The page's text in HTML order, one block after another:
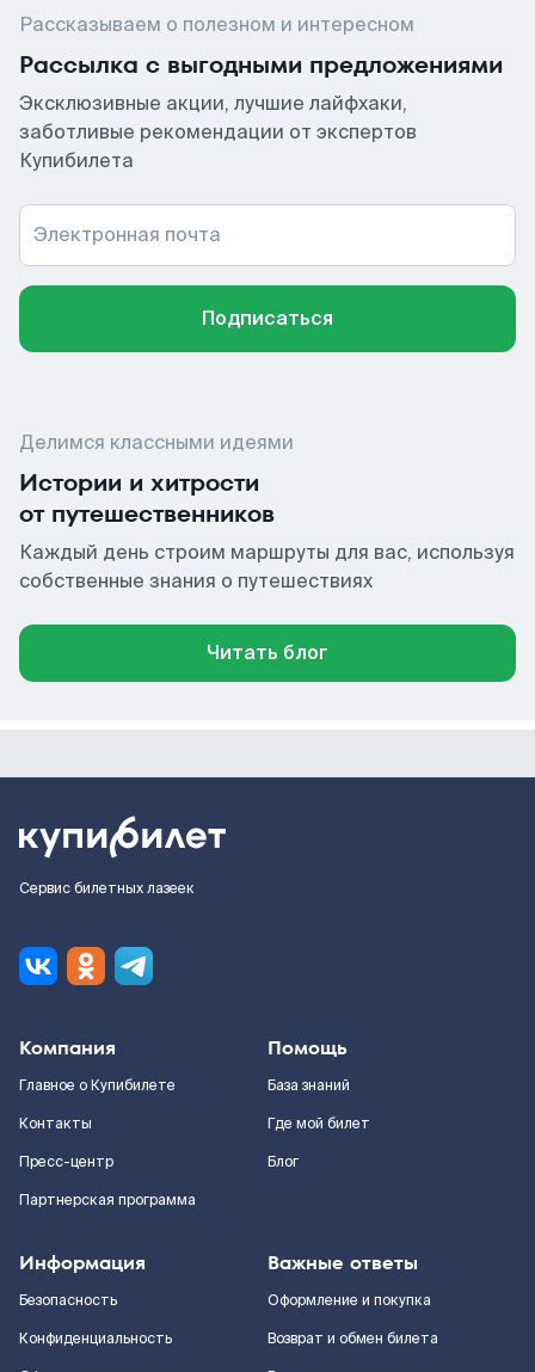
Рассказываем о полезном и интересном
Рассылка с выгодными предложениями
Эксклюзивные акции, лучшие лайфхаки,
заботливые рекомендации от экспертов
Купибилета
Электронная почта
Подписаться
Делимся классными идеями
Истории и хитрости
от путешественников
Каждый день строим маршруты для вас, используя
собственные знания о путешествиях
Читать блог
Сервис билетных лазеек
Компания
Главное о Купибилете
Контакты
Пресс-центр
Партнерская программа
Помощь
База знаний
Где мой билет
Блог
Информация
Безопасность
Конфиденциальность
Важные ответы
Оформление и покупка
Возврат и обмен билета